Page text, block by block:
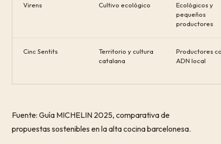
Virens Cultivo ecológico
Ecológicos y
pequeños
productores
Cinc Sentits
Territorio y cultura
catalana
Productores
ADN local
Fuente: Guía MICHELIN 2025, comparativa de
propuestas sostenibles en la alta cocina barcelonesa.